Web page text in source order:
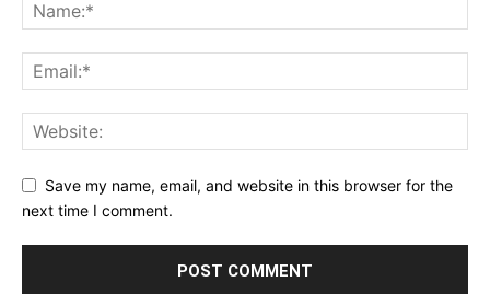
Save my name, email, and website in this browser for the
next time I comment.